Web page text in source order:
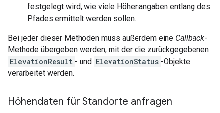
festgelegt wird, wie viele Höhenangaben entlang des
Pfades ermittelt werden sollen.
Bei jeder dieser Methoden muss außerdem eine Callback-
Methode übergeben werden, mit der die zurückgegebenen
ElevationResult - und ElevationStatus -Objekte
verarbeitet werden.
Höhendaten für Standorte anfragen